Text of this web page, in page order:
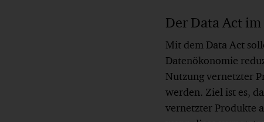
Der Data Act
Mit dem Data Act
Datenökonomie
Nutzung vernetzter
werden. Ziel ist es,
vernetzter Produkte